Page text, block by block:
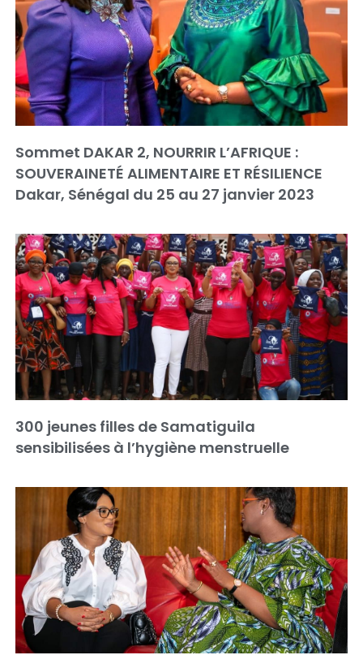
Sommet DAKAR 2, NOURRIR L’AFRIQUE :
SOUVERAINETÉ ALIMENTAIRE ET RÉSILIENCE
Dakar, Sénégal du 25 au 27 janvier 2023
300 jeunes filles de Samatiguila
sensibilisées à l’hygiène menstruelle